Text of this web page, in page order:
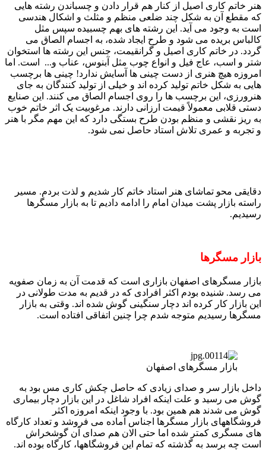
هنر خاتم کاری اصیل از کنار هم قرار دادن و چسباندن رشته هایی
که مقطع آن به شکل چند ضلعی منظم و مثلث و اشکال هندسی
است به وجود می آید. این رشته های بهم چسبیده سپس مثل
کالباس بریده می شود و طرح ایجاد شده، به اجسام الصاق می
گردد. در خاتم کاری اصیل و گرانقیمت، جنس این رشته ها استخوان
شتر و اسب، عاج فیل و انواع چوب مثل آبنوس، عناب و... است. اما
امروزه هیچ هنری از دست چینی ها آسایش ندارد! چینی ها برچسب
هایی به شکل خاتم تولید کرده اند و خیلی از تولید کنندگان به جای
هنرورزی، این برچسب ها را روی اجسام الصاق می کنند. این صنایع
دستی قلابی معمولاً قیمت ارزانی دارند. مرغوبیت یک اثر خاتم خوب
به ریز نقشی و منظم بودن طرح بستگی دارد که این مهم مگر با هنر
و تجربه و عمری تلاش استاد حاصل نمی شود.
دقایقی محو تماشای هنر استاد خاتم کار شدیم و لذت بردم. مسیر
راسته بازار پشت میدان امام را ادامه دادیم تا به بازار مسگرها
رسیدیم.
بازار مسگرها
بازار مسگرهای اصفهان بازاری است که قدمت آن به زمان صفویه
می رسد. شنیده بودم اکثر افرادی که در قدیم به مدت طولانی در
این بازار کار کرده اند دچار سنگینی گوش شده اند. وقتی به بازار
مسگرها رسیدیم متوجه شدم چرا چنین اتفاقی افتاده است.
بازار مسگرهای اصفهان
داخل بازار سر و صدای زیادی که حاصل چکش کاری مس بود به
گوش می رسید و علت اینکه افراد شاغل در این بازار دچار بیماری
گوش می شدند هم همین بود. با وجود اینکه امروزه اکثر
فروشگاههای بازار مسگرها اجناس آماده می فروشد و تعداد کارگاه
های مسگری کمتر شده اما حتی الان هم صدای آن گوشخراش
است چه برسد به گذشته که تمام این فروشگاهها، کارگاه بوده اند.